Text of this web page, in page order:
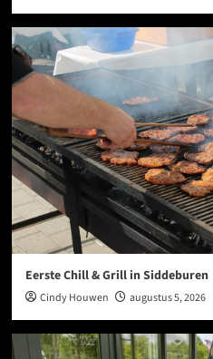
Eerste Chill & Grill in Siddeburen
Cindy Houwen augustus 5, 2026